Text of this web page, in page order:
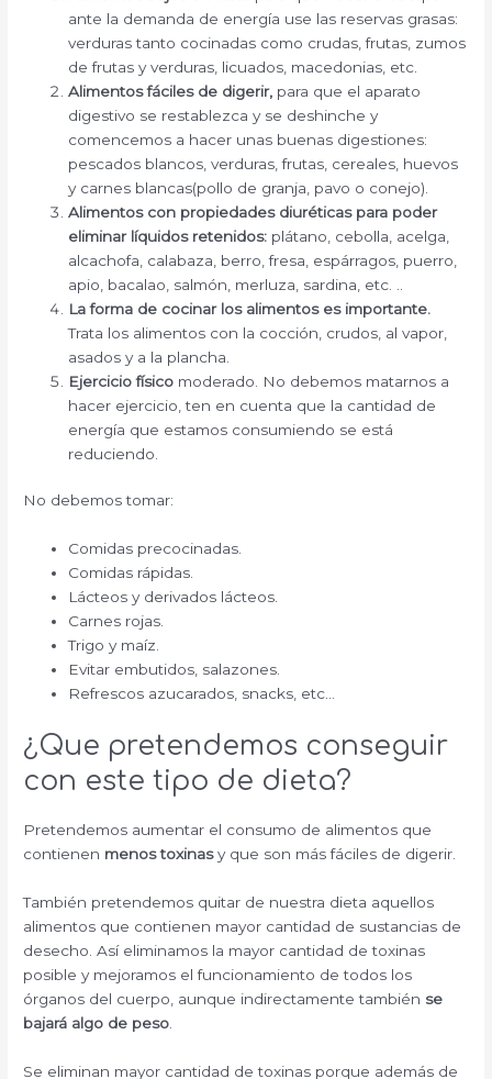
ante la demanda de energía use las reservas grasas:
verduras tanto cocinadas como crudas, frutas, zumos
de frutas y verduras, licuados, macedonias, etc.
Alimentos fáciles de digerir, para que el aparato
digestivo se restablezca y se deshinche y
comencemos a hacer unas buenas digestiones:
pescados blancos, verduras, frutas, cereales, huevos
y carnes blancas(pollo de granja, pavo o conejo).
Alimentos con propiedades diuréticas para poder
eliminar líquidos retenidos: plátano, cebolla, acelga,
alcachofa, calabaza, berro, fresa, espárragos, puerro,
apio, bacalao, salmón, merluza, sardina, etc. ..
La forma de cocinar los alimentos es importante.
Trata los alimentos con la cocción, crudos, al vapor,
asados y a la plancha.
Ejercicio físico moderado. No debemos matarnos a
hacer ejercicio, ten en cuenta que la cantidad de
energía que estamos consumiendo se está
reduciendo.
No debemos tomar:
Comidas precocinadas.
Comidas rápidas.
Lácteos y derivados lácteos.
Carnes rojas.
Trigo y maíz.
Evitar embutidos, salazones.
Refrescos azucarados, snacks, etc…
¿Que pretendemos conseguir
con este tipo de dieta?
Pretendemos aumentar el consumo de alimentos que
contienen menos toxinasy que son más fáciles de digerir.
También pretendemos quitar de nuestra dieta aquellos
alimentos que contienen mayor cantidad de sustancias de
desecho. Así eliminamos la mayor cantidad de toxinas
posible y mejoramos el funcionamiento de todos los
órganos del cuerpo, aunque indirectamente también se
bajará algo de peso
Se eliminan mayor cantidad de toxinas porque además de